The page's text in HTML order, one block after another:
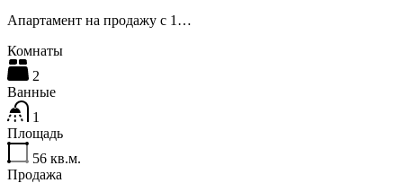
Апартамент на продажу с 1…
Комнаты
2
Ванные
1
Площадь
56 кв.м.
Продажа